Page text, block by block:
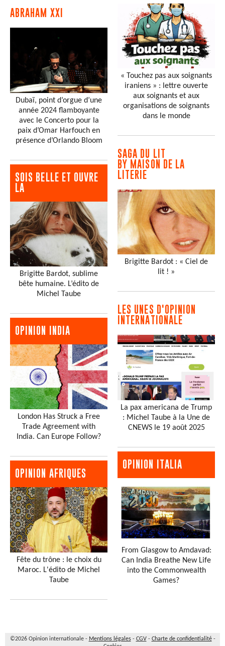
ABRAHAM XXI
Dubaï, point d’orgue d’une
année 2024 flamboyante
avec le Concerto pour la
paix d’Omar Harfouch en
présence d’Orlando Bloom
SOIS BELLE ET OUVRE
LA
Brigitte Bardot, sublime
bête humaine. L’édito de
Michel Taube
OPINION INDIA
London Has Struck a Free
Trade Agreement with
India. Can Europe Follow?
OPINION AFRIQUES
Fête du trône : le choix du
Maroc. L'édito de Michel
Taube
« Touchez pas aux soignants
iraniens » : lettre ouverte
aux soignants et aux
organisations de soignants
dans le monde
SAGA DU LIT
BY MAISON DE LA
LITERIE
Brigitte Bardot : « Ciel de
lit ! »
LES UNES D'OPINION
INTERNATIONALE
La pax americana de Trump
: Michel Taube à la Une de
CNEWS le 19 août 2025
OPINION ITALIA
From Glasgow to Amdavad:
Can India Breathe New Life
into the Commonwealth
Games?
©2026 Opinion internationale - Mentions légales- CGV- Charte de confidentialité-